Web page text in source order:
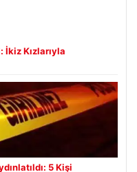
İkiz Kızlarıyla
5 Kişi